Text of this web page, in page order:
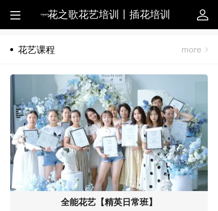
花之歌花艺培训丨插花培训
花艺课程
全能花艺【精英日常班】